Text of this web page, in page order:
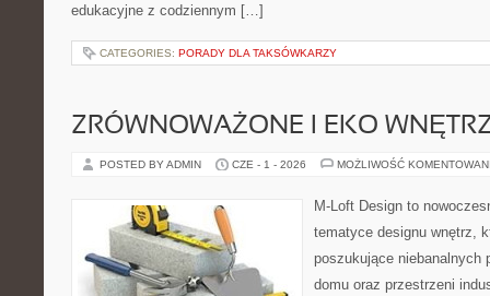
edukacyjne z codziennym […]
CATEGORIES: PORADY DLA TAKSÓWKARZY
ZRÓWNOWAŻONE I EKO
POSTED BY ADMIN CZE - 1 - 2026 MOŻLIWOŚĆ
M-Loft Design to
tematyce designu wnętrz,
poszukujące niebanalnych
domu oraz przestrzeni